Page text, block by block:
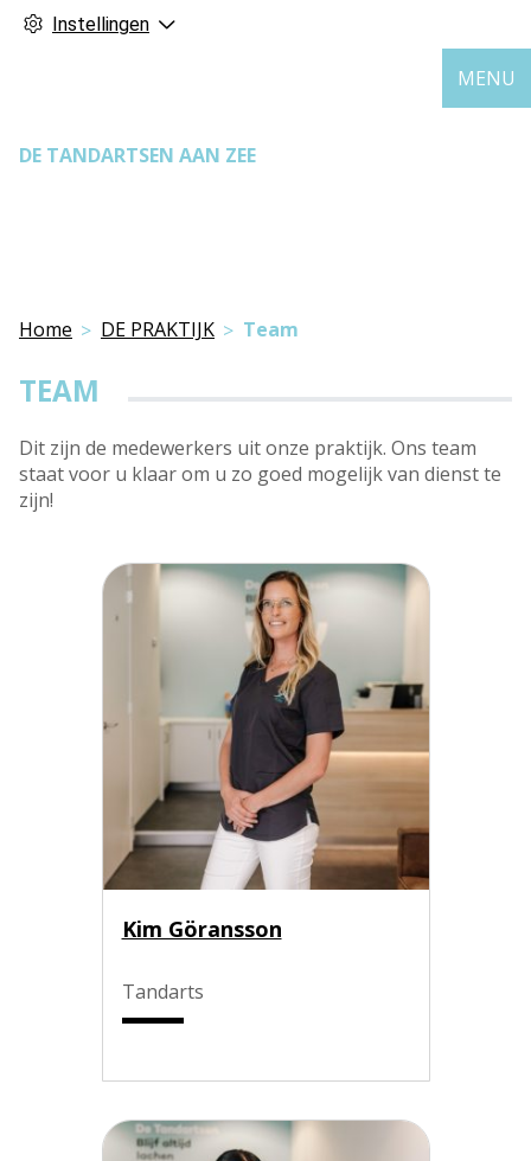
Instellingen
DE TANDARTSEN AAN ZEE
MENU
Home DE PRAKTIJK Team
TEAM
Dit zijn de medewerkers uit onze praktijk. Ons team
staat voor u klaar om u zo goed mogelijk van dienst te
zijn!
Kim Göransson
Tandarts